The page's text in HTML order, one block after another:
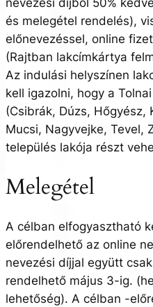
és melegétel rendelés),
előnevezéssel, online
(Rajtban lakcímkártya
Az indulási helyszínen
kell igazolni, hogy a
(Csibrák, Dúzs, Hőgyész,
Mucsi, Nagyvejke, Tevel,
település lakója részt
Melegétel
A célban elfogyasztható
előrendelhető az online
nevezési díjjal együtt
rendelhető május 3-ig.
lehetőség). A célban -